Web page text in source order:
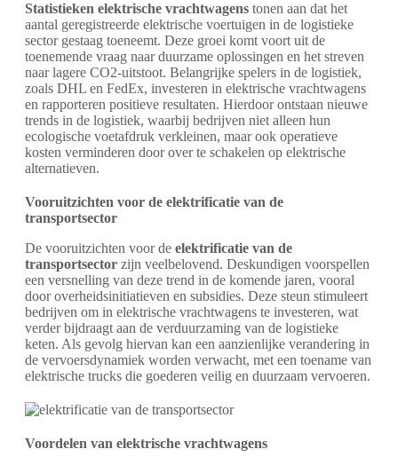
Statistieken elektrische vrachtwagens tonen aan dat het
aantal geregistreerde elektrische voertuigen in de logistieke
sector gestaag toeneemt. Deze groei komt voort uit de
toenemende vraag naar duurzame oplossingen en het streven
naar lagere CO2-uitstoot. Belangrijke spelers in de logistiek,
zoals DHL en FedEx, investeren in elektrische vrachtwagens
en rapporteren positieve resultaten. Hierdoor ontstaan nieuwe
trends in de logistiek, waarbij bedrijven niet alleen hun
ecologische voetafdruk verkleinen, maar ook operatieve
kosten verminderen door over te schakelen op elektrische
alternatieven.
Vooruitzichten voor de elektrificatie van de
transportsector
De vooruitzichten voor de elektrificatie van de
transportsector zijn veelbelovend. Deskundigen voorspellen
een versnelling van deze trend in de komende jaren, vooral
door overheidsinitiatieven en subsidies. Deze steun stimuleert
bedrijven om in elektrische vrachtwagens te investeren, wat
verder bijdraagt aan de verduurzaming van de logistieke
keten. Als gevolg hiervan kan een aanzienlijke verandering in
de vervoersdynamiek worden verwacht, met een toename van
elektrische trucks die goederen veilig en duurzaam vervoeren.
Voordelen van elektrische vrachtwagens